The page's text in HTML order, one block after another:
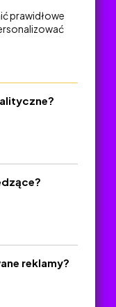
prawidłowe
reklamy?